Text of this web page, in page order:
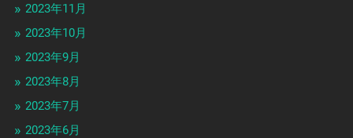
2023年11月
2023年10月
2023年9月
2023年8月
2023年7月
2023年6月